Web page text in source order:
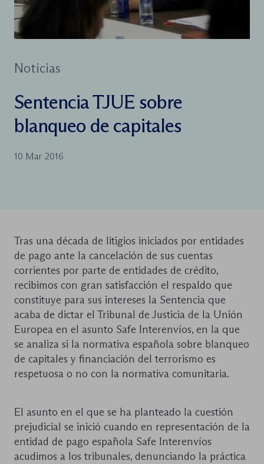
Noticias
Sentencia TJUE sobre
blanqueo de capitales
10 Mar 2016
Tras una década de litigios iniciados por entidades
de pago ante la cancelación de sus cuentas
corrientes por parte de entidades de crédito,
recibimos con gran satisfacción el respaldo que
constituye para sus intereses la Sentencia que
acaba de dictar el Tribunal de Justicia de la Unión
Europea en el asunto Safe Interenvíos, en la que
se analiza si la normativa española sobre blanqueo
de capitales y financiación del terrorismo es
respetuosa o no con la normativa comunitaria.
El asunto en el que se ha planteado la cuestión
prejudicial se inició cuando en representación de la
entidad de pago española Safe Interenvíos
acudimos a los tribunales, denunciando la práctica